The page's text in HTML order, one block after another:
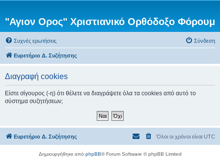
"Αγιον Ορος" Χριστιανικό Ορθόδοξο Φόρουμ
Συχνές ερωτήσεις Σύνδεση
Ευρετήριο Δ. Συζήτησης
Διαγραφή cookies
Είστε σίγουρος (-η) ότι θέλετε να διαγράψετε όλα τα cookies από αυτό το
σύστημα συζητήσεων;
Ευρετήριο Δ. Συζήτησης Όλοι οι χρόνοι είναι UTC
Δημιουργήθηκε από phpBB® Forum Software © phpBB Limited